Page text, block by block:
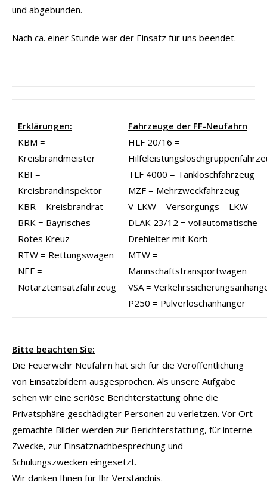
und abgebunden.
Nach ca. einer Stunde war der Einsatz für uns beendet.
Erklärungen:
KBM =
Kreisbrandmeister
KBI =
Kreisbrandinspektor
KBR = Kreisbrandrat
BRK = Bayrisches
Rotes Kreuz
RTW = Rettungswagen
NEF =
Notarzteinsatzfahrzeug
Fahrzeuge der FF-Neufahrn
HLF 20/16 =
TLF 4000 = Tanklöschfahrzeug
MZF = Mehrzweckfahrzeug
V-LKW = Versorgungs – LKW
DLAK 23/12 = vollautomatische
Drehleiter mit Korb
MTW =
Mannschaftstransportwagen
VSA =
P250 = Pulverlöschanhänger
Bitte beachten Sie:
Die Feuerwehr Neufahrn hat sich für die Veröffentlichung
von Einsatzbildern ausgesprochen. Als unsere Aufgabe
sehen wir eine seriöse Berichterstattung ohne die
Privatsphäre geschädigter Personen zu verletzen. Vor Ort
gemachte Bilder werden zur Berichterstattung, für interne
Zwecke, zur Einsatznachbesprechung und
Schulungszwecken eingesetzt.
Wir danken Ihnen für Ihr Verständnis.